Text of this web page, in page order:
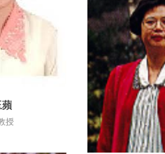
訊
授